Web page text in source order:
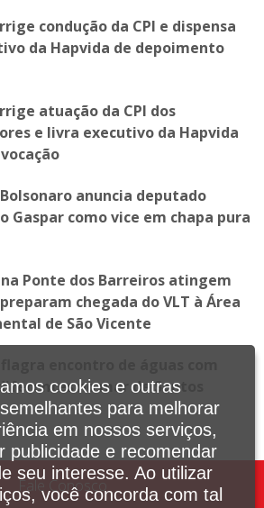
condução da CPI e dispensa
da Hapvida de depoimento
atuação da CPI dos
e livra executivo da Hapvida
anuncia deputado
Gaspar como vice em chapa pura
Ponte dos Barreiros atingem
chegada do VLT à Área
de São Vicente
no mar de Santos
Fale Conosco
cookies e outras
para melhorar
em nossos serviços,
publicidade e recomendar
seu interesse. Ao utilizar
você concorda com tal